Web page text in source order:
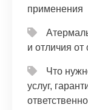
применения
и отличия
Что
услуг,